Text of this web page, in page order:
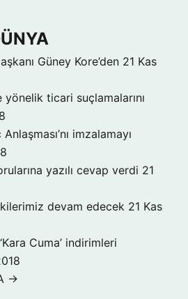
Güney Kore’den 21 Kas
yönelik ticari suçlamalarını
imzalamayı
yazılı cevap verdi 21
devam edecek 21 Kas
Cuma’ indirimleri
→